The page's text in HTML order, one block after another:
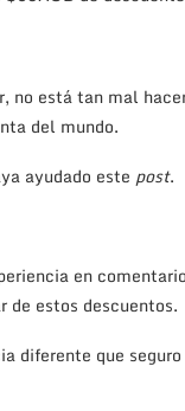
no está tan mal
del mundo.
ayudado este post.
en
de estos descuentos.
diferente que